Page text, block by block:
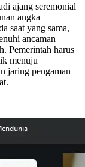
ajang seremonial
angka
saat yang sama,
ancaman
Pemerintah harus
menuju
jaring pengaman